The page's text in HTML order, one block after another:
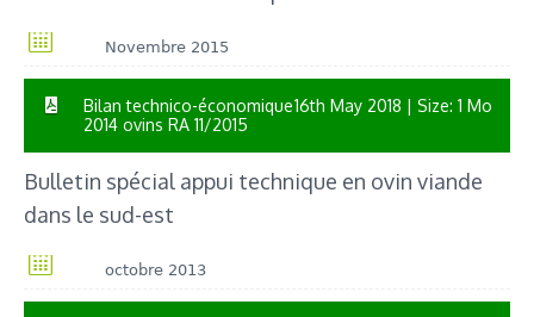
Novembre 2015
| Size: 1 Mo
16th May 2018
Bilan technico-économique
2014 ovins RA 11/2015
Bulletin spécial appui technique en ovin viande
dans le sud-est
octobre 2013